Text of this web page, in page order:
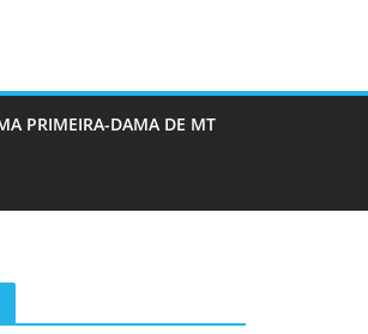
PRIMEIRA-DAMA DE MT